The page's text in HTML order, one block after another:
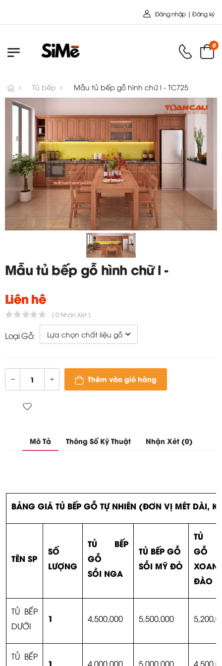
Chào mừng bạn đến với Nội
Đăng nhập | Đăng ký
0
Tủ bếp Mẫu tủ bếp gỗ hình chữ l - TC725
Mẫu tủ bếp gỗ hình chữ l -
Liên hệ
( 0 Nhận Xét )
Loại Gỗ:
Thêm vào giỏ hàng
Mô Tả Thông Số Kỹ Thuật Nhận Xét (0)
BẢNG GIÁ TỦ BẾP GỖ TỰ NHIÊN (ĐƠN VỊ MÉT DÀI,
TÊN SP
SỐ
LƯỢNG
TỦ BẾP
GỖ
SỒI NGA
TỦ BẾP GỖ
SỒI MỸ ĐỎ
TỦ
GỖ
XOAN
ĐÀO
TỦ BẾP
DƯỚI
1 4,500,000 5,500,000
TỦ BẾP
1 4,000,000 5,000,000